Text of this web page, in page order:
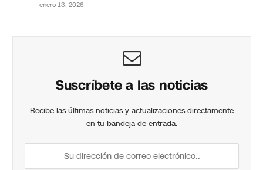
enero 13, 2026
Suscríbete a las noticias
Recibe las últimas noticias y actualizaciones directamente
en tu bandeja de entrada.